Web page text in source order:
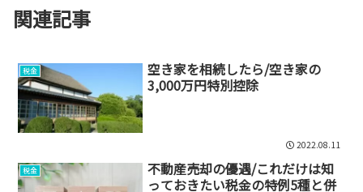
関連記事
税金
空き家を相続したら/空き家の
3,000万円特別控除
2022.08.11
税金
不動産売却の優遇/これだけは知
っておきたい税金の特例5種と併